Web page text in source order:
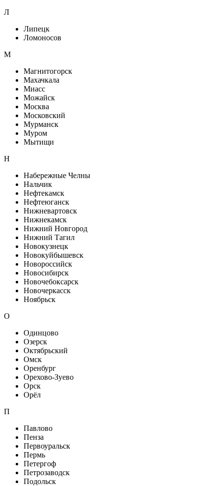
Л
Липецк
Ломоносов
М
Магнитогорск
Махачкала
Миасс
Можайск
Москва
Московский
Мурманск
Муром
Мытищи
Н
Набережные Челны
Нальчик
Нефтекамск
Нефтеюганск
Нижневартовск
Нижнекамск
Нижний Новгород
Нижний Тагил
Новокузнецк
Новокуйбышевск
Новороссийск
Новосибирск
Новочебоксарск
Новочеркасск
Ноябрьск
О
Одинцово
Озерск
Октябрьский
Омск
Оренбург
Орехово-Зуево
Орск
Орёл
П
Павлово
Пенза
Первоуральск
Пермь
Петергоф
Петрозаводск
Подольск